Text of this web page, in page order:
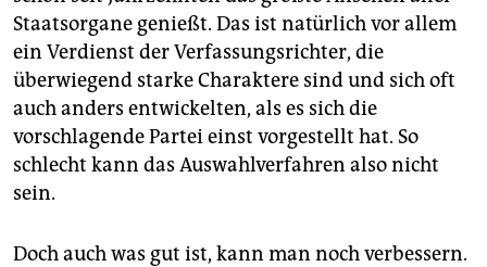
Staatsorgane genießt. Das ist natürlich vor allem
ein Verdienst der Verfassungsrichter, die
überwiegend starke Charaktere sind und sich oft
auch anders entwickelten, als es sich die
vorschlagende Partei einst vorgestellt hat. So
schlecht kann das Auswahlverfahren also nicht
sein.
Doch auch was gut ist, kann man noch verbessern.